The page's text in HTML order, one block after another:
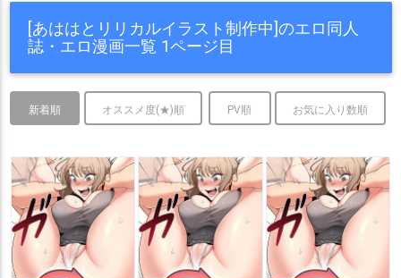
[あははとリリカルイラスト制作中]のエロ同人
誌・エロ漫画一覧 1ページ目
新着順 オススメ度(★)順 PV順 お気に入り数順